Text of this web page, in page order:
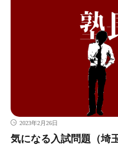
2023年2月26日
気になる入試問題（埼